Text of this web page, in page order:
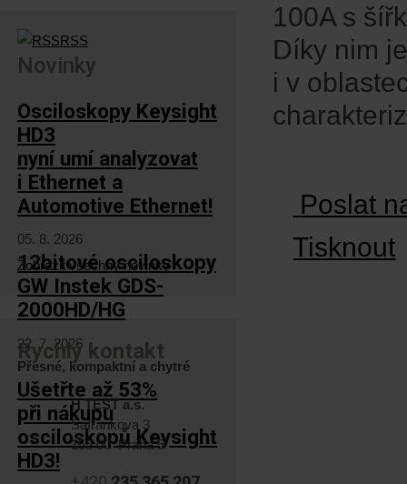
100A s
Díky nim
i v
Poslat
Tisknout
RSS
Novinky
Osciloskopy Keysight
HD3
nyní umí analyzovat
i Ethernet a
Automotive Ethernet!
05. 8. 2026
12bitové osciloskopy
GW Instek GDS-
2000HD/HG
22. 7. 2026
Přesné, kompaktní a chytré
Ušetřte až 53%
při nákupu
osciloskopů Keysight
HD3!
Zobrazit všechny novinky
Rychlý kontakt
H TEST a.s.
Šafránkova 3
155 00 Praha 5